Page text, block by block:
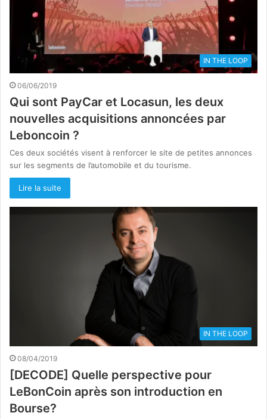
IN THE LOOP
06/06/2019
Qui sont PayCar et Locasun, les deux
nouvelles acquisitions annoncées par
Leboncoin ?
Ces deux sociétés visent à renforcer le site de petites annonces
sur les segments de l’automobile et du tourisme.
Lire la suite
IN THE LOOP
08/04/2019
[DECODE] Quelle perspective pour
LeBonCoin après son introduction en
Bourse?